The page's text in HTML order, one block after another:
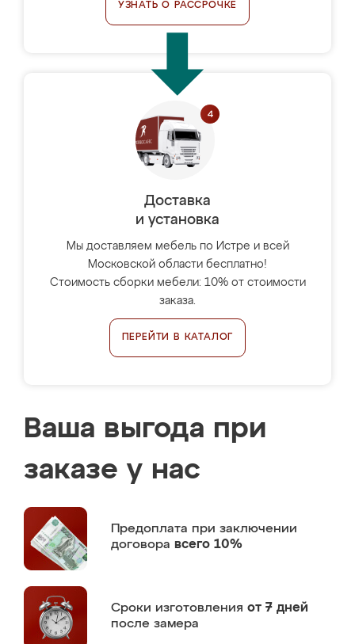
УЗНАТЬ О РАССРОЧКЕ
Доставка
и установка
Мы доставляем мебель по Истре и всей
Московской области бесплатно!
Стоимость сборки мебели: 10% от стоимости
заказа.
ПЕРЕЙТИ В КАТАЛОГ
Ваша выгода при
заказе у нас
Предоплата при заключении
договора всего 10%
Сроки изготовления от 7 дней
после замера